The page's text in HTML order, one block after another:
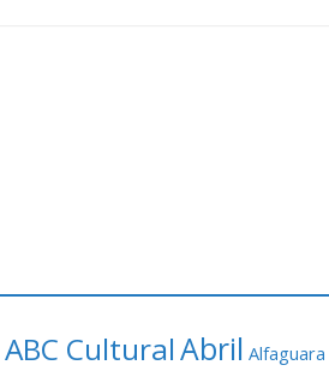
ABC CulturalAbril Alfaguara